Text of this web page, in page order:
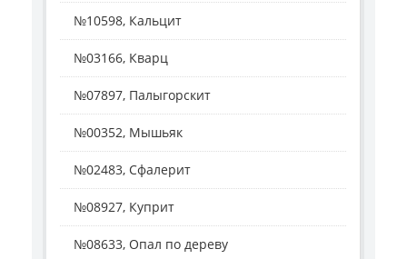
№10598, Кальцит
№03166, Кварц
№07897, Палыгорскит
№00352, Мышьяк
№02483, Сфалерит
№08927, Куприт
№08633, Опал по дереву